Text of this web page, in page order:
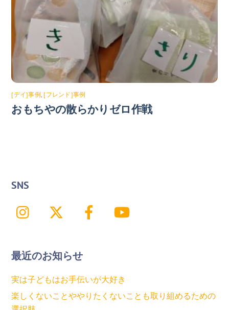
[デイ]事例 [フレンド]事例
おもちやの散らかりゼロ作戦
SNS
Instagram Facebook
最近のお知らせ
実は子どもはお手伝いが大好き
楽しくないことややりたくないことも取り組めるための